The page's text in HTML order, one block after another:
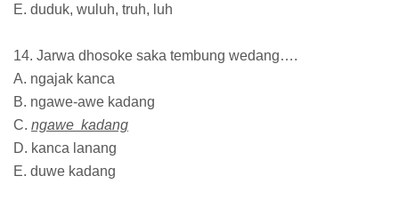
E. duduk, wuluh, truh, luh
14. Jarwa dhosoke saka tembung wedang….
A. ngajak kanca
B. ngawe-awe kadang
C. ngawe kadang
D. kanca lanang
E. duwe kadang